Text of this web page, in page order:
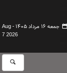
جمعه ۱۶ مرداد ۱۴۰۵ -
Aug
7 2026